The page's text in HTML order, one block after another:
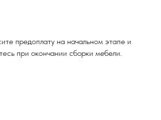
предоплату на начальном этапе и
при окончании сборки мебели.